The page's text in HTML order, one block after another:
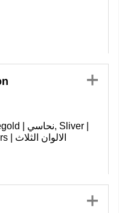
فضي, Three Colors | الالوان الثلاث